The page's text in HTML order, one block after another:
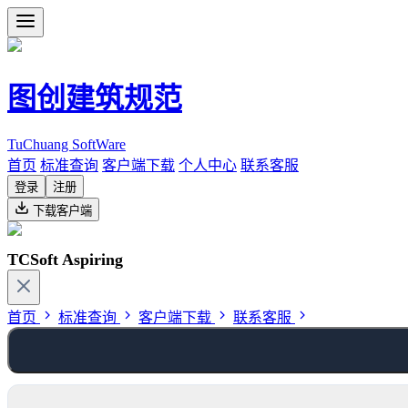
图创建筑规范
TuChuang SoftWare
首页 标准查询 客户端下载 个人中心 联系客服
登录
注册
下载客户端
TCSoft Aspiring
首页 标准查询 客户端下载 联系客服